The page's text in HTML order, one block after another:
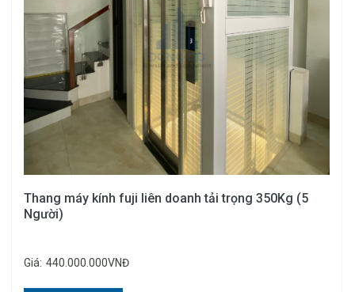
Thang máy kính fuji liên doanh tải trọng 350Kg (5
Người)
Giá: 440.000.000VNĐ